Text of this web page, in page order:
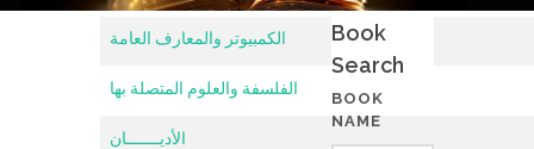
الكمبيوتر والمعارف العامة
الفلسفة والعلوم المتصلة بها
الأديـــــــان
Book
Search
BOOK
NAME